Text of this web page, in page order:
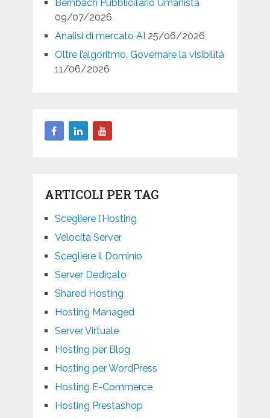
Bernbach Pubblicitario Umanista
09/07/2026
Analisi di mercato AI 25/06/2026
Oltre l’algoritmo. Governare la visibilità
11/06/2026
ARTICOLI PER TAG
Scegliere l’Hosting
Velocità Server
Scegliere il Dominio
Server Dedicato
Shared Hosting
Hosting Managed
Server Virtuale
Hosting per Blog
Hosting per WordPress
Hosting E-Commerce
Hosting Prestashop